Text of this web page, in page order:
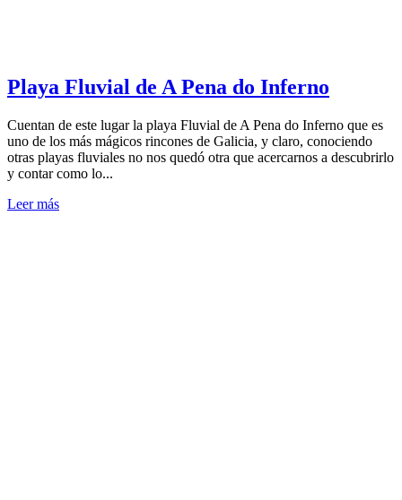
Playa Fluvial de A Pena do Inferno
Cuentan de este lugar la playa Fluvial de A Pena do Inferno que es
uno de los más mágicos rincones de Galicia, y claro, conociendo
otras playas fluviales no nos quedó otra que acercarnos a descubrirlo
y contar como lo...
Leer más